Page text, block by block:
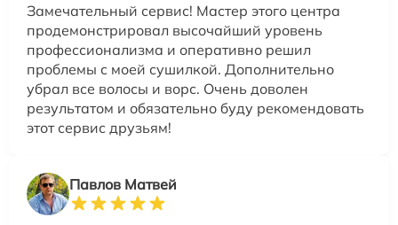
Замечательный сервис! Мастер этого центра
продемонстрировал высочайший уровень
профессионализма и оперативно решил
проблемы с моей сушилкой. Дополнительно
убрал все волосы и ворс. Очень доволен
результатом и обязательно буду рекомендовать
этот сервис друзьям!
Павлов Матвей